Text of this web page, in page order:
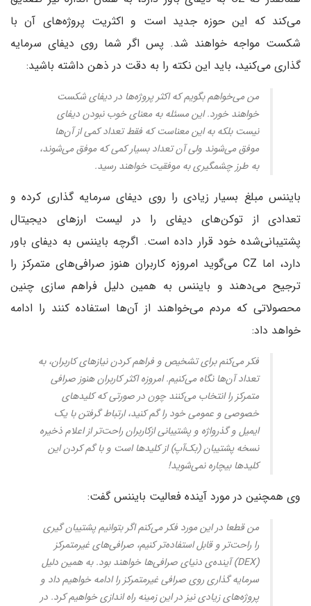
می‌کند که این حوزه جدید است و اکثریت پروژه‌های آن با
شکست مواجه خواهند شد. پس اگر شما روی دیفای سرمایه
گذاری می‌کنید،‌ باید این نکته را به دقت در ذهن داشته باشید:
من می‌خواهم بگویم که اکثر پروژه‌ها در دیفای شکست
خواهند خورد. این مسئله به معنای خوب نبودن دیفای
نیست بلکه به این معناست که فقط تعداد کمی از آن‌ها
موفق می‌شوند ولی آن تعداد بسیار کمی که موفق می‌شوند،‌
به طرز چشمگیری به موفقیت خواهند رسید.
بایننس مبلغ بسیار زیادی را روی دیفای سرمایه گذاری کرده و
تعدادی از توکن‌های دیفای را در لیست ارزهای دیجیتال
پشتیبانی‌شده خود قرار داده است. اگرچه بایننس به دیفای باور
دارد،‌ اما CZ می‌گوید امروزه کاربران هنوز صرافی‌های متمرکز را
ترجیح می‌دهند و بایننس به همین دلیل فراهم سازی چنین
محصولاتی که مردم می‌خواهند از آن‌ها استفاده کنند را ادامه
خواهد داد:
فکر می‌کنم برای تشخیص و فراهم کردن نیازهای کاربران، به
تعداد آن‌ها نگاه می‌کنیم. امروزه اکثر کاربران هنوز صرافی
متمرکز را انتخاب می‌کنند چون در صورتی که کلیدهای
خصوصی و عمومی خود را گم کنید، ‌ارتباط گرفتن با یک
ایمیل و گذرواژه و پشتیبانی ازکاربران راحت‌تر از اعلام ذخیره
نسخه پشتیبان (بک‌آپ) از کلیدها است و با گم کردن این
کلیدها بیچاره نمی‌شوید!
وی همچنین در مورد آینده فعالیت بایننس گفت:
من قطعا در این مورد فکر می‌کنم اگر بتوانیم پشتیبان گیری
را راحت‌تر و قابل استفاده‌تر کنیم،‌ صرافی‌های غیرمتمرکز
(DEX) آینده‌ی دنیای صرافی‌ها خواهند بود. به همین دلیل
سرمایه گذاری روی صرافی‌ غیرمتمرکز را ادامه خواهیم داد و
پروژه‌های زیادی نیز در این زمینه راه اندازی خواهیم کرد. در